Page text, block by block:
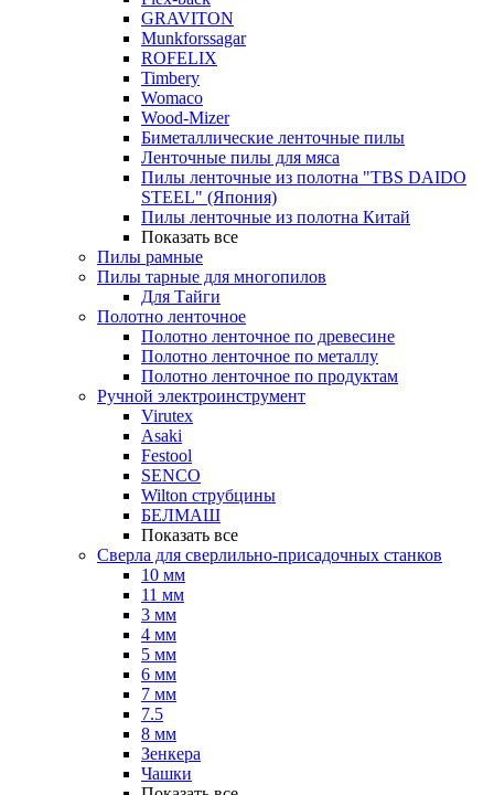
GRAVITON
Munkforssagar
ROFELIX
Timbery
Womaco
Wood-Mizer
Биметаллические ленточные пилы
Ленточные пилы для мяса
Пилы ленточные из полотна "TBS DAIDO
STEEL" (Япония)
Пилы ленточные из полотна Китай
Показать все
Пилы рамные
Пилы тарные для многопилов
Для Тайги
Полотно ленточное
Полотно ленточное по древесине
Полотно ленточное по металлу
Полотно ленточное по продуктам
Ручной электроинструмент
Virutex
Asaki
Festool
SENCO
Wilton струбцины
БЕЛМАШ
Показать все
Сверла для сверлильно-присадочных станков
10 мм
11 мм
3 мм
4 мм
5 мм
6 мм
7 мм
7.5
8 мм
Зенкера
Чашки